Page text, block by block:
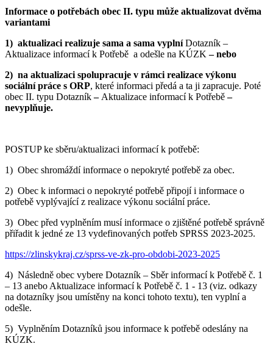
Informace o potřebách obec II. typu může aktualizovat dvěma
variantami
1) aktualizaci realizuje sama a sama vyplníDotazník –
Aktualizace informací k Potřebě a odešle na KÚZK– nebo
2) na aktualizaci spolupracuje v rámci realizace výkonu
sociální práce s ORP, které informaci předá a ta ji zapracuje. Poté
obec II. typu Dotazník– Aktualizace informací k Potřebě–
nevyplňuje.
POSTUP ke sběru/aktualizaci informací k potřebě:
1) Obec shromáždí informace o nepokryté potřebě za obec.
2) Obec k informaci o nepokryté potřebě připojí i informace o
potřebě vyplývající z realizace výkonu sociální práce.
3) Obec před vyplněním musí informace o zjištěné potřebě správně
přiřadit k jedné ze 13 vydefinovaných potřeb SPRSS 2023-2025.
https://zlinskykraj.cz/sprss-ve-zk-pro-obdobi-2023-2025
4) Následně obec vybere Dotazník – Sběr informací k Potřebě č. 1
– 13 anebo Aktualizace informací k Potřebě č. 1 - 13 (viz. odkazy
na dotazníky jsou umístěny na konci tohoto textu), ten vyplní a
odešle.
5) Vyplněním Dotazníků jsou informace k potřebě odeslány na
KÚZK.